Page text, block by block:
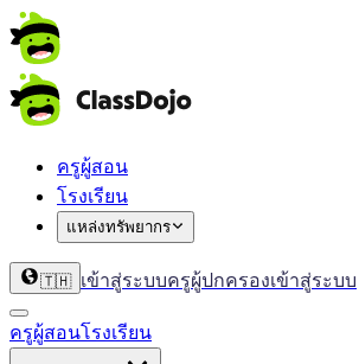
ครูผู้สอน
โรงเรียน
แหล่งทรัพยากร
🇹🇭 เข้าสู่ระบบครูผู้ปกครองเข้าสู่ระบบ
ครูผู้สอนโรงเรียน